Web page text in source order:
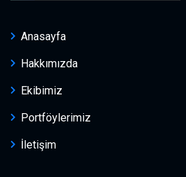
Anasayfa
Hakkımızda
Ekibimiz
Portföylerimiz
İletişim